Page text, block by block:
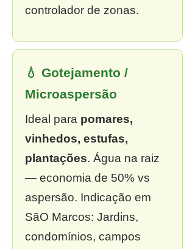
controlador de zonas.
💧 Gotejamento /
Microaspersão
Ideal para pomares,
vinhedos, estufas,
plantações. Água na raiz
— economia de 50% vs
aspersão. Indicação em
SãO Marcos: Jardins,
condomínios, campos